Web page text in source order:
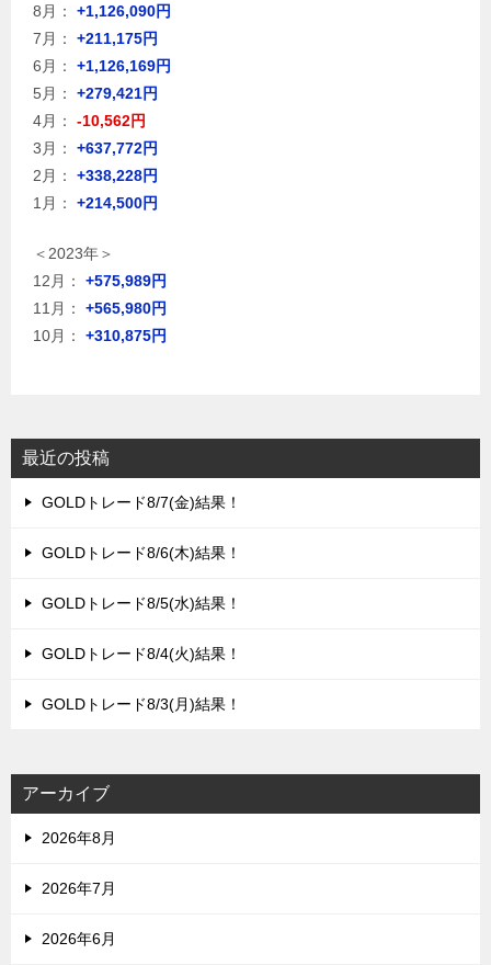
8月：
+1,126,090円
7月：
+211,175円
6月：
+1,126,169円
5月：
+279,421円
4月：
-10,562円
3月：
+637,772円
2月：
+338,228円
1月：
+214,500円
＜2023年＞
12月：
+575,989円
11月：
+565,980円
10月：
+310,875円
最近の投稿
GOLDトレード8/7(金)結果！
GOLDトレード8/6(木)結果！
GOLDトレード8/5(水)結果！
GOLDトレード8/4(火)結果！
GOLDトレード8/3(月)結果！
アーカイブ
2026年8月
2026年7月
2026年6月